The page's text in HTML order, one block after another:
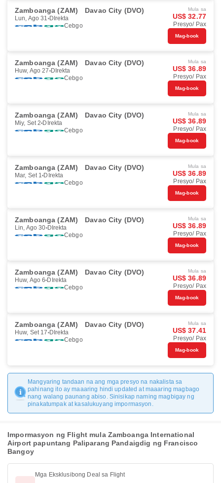
Zamboanga (ZAM) Davao City (DVO)
Lun, Ago 31 DIrekta
Cebgo
Mula sa
US$ 32.77
Presyo/ Pax
Mag-book
Zamboanga (ZAM) Davao City (DVO)
Huw, Ago 27 DIrekta
Cebgo
Mula sa
US$ 36.89
Presyo/ Pax
Mag-book
Zamboanga (ZAM) Davao City (DVO)
Miy, Set 2 DIrekta
Cebgo
Mula sa
US$ 36.89
Presyo/ Pax
Mag-book
Zamboanga (ZAM) Davao City (DVO)
Mar, Set 1 DIrekta
Cebgo
Mula sa
US$ 36.89
Presyo/ Pax
Mag-book
Zamboanga (ZAM) Davao City (DVO)
Lin, Ago 30 DIrekta
Cebgo
Mula sa
US$ 36.89
Presyo/ Pax
Mag-book
Zamboanga (ZAM) Davao City (DVO)
Huw, Ago 6 DIrekta
Cebgo
Mula sa
US$ 36.89
Presyo/ Pax
Mag-book
Zamboanga (ZAM) Davao City (DVO)
Huw, Set 17 DIrekta
Cebgo
Mula sa
US$ 37.41
Presyo/ Pax
Mag-book
Mangyaring tandaan na ang mga presyo na nakalista sa
pahinang ito ay maaaring hindi updated at maaaring magbago
nang walang paunang abiso. Sinisikap naming magbigay ng
pinakatumpak at kasalukuyang impormasyon.
Impormasyon ng Flight mula Zamboanga International
Airport papuntang Paliparang Pandaigdig ng Francisco
Bangoy
Mga Eksklusibong Deal sa Flight